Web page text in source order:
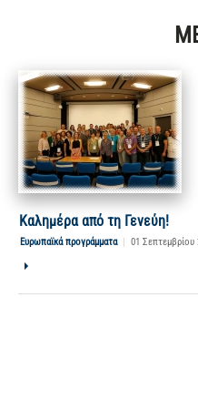
Καλημέρα από τη Γενεύη!
Ευρωπαϊκά προγράμματα | 01 Σεπτεμβρίου